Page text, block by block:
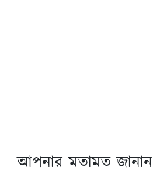
আপনার মতামত জানান